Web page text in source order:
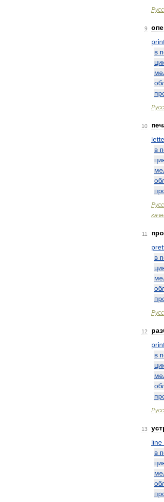
9
в
10
в
11
в
12
в
13
line
в